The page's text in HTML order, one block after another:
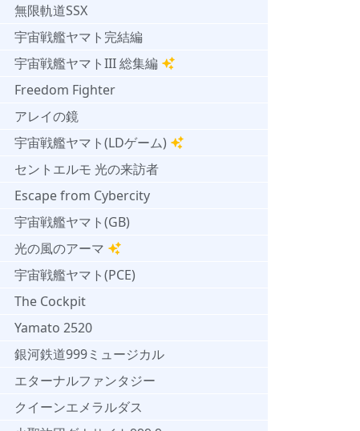
無限軌道SSX
宇宙戦艦ヤマト完結編
宇宙戦艦ヤマトIII 総集編
Freedom Fighter
アレイの鏡
宇宙戦艦ヤマト(LDゲーム)
セントエルモ 光の来訪者
Escape from Cybercity
宇宙戦艦ヤマト(GB)
光の風のアーマ
宇宙戦艦ヤマト(PCE)
The Cockpit
Yamato 2520
銀河鉄道999ミュージカル
エターナルファンタジー
クイーンエメラルダス